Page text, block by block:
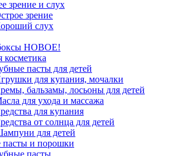
зрение и слух
зрение
слух
НОВОЕ!
косметика
пасты для детей
для купания, мочалки
бальзамы, лосьоны для детей
для ухода и массажа
для купания
от солнца для детей
для детей
пасты и порошки
пасты